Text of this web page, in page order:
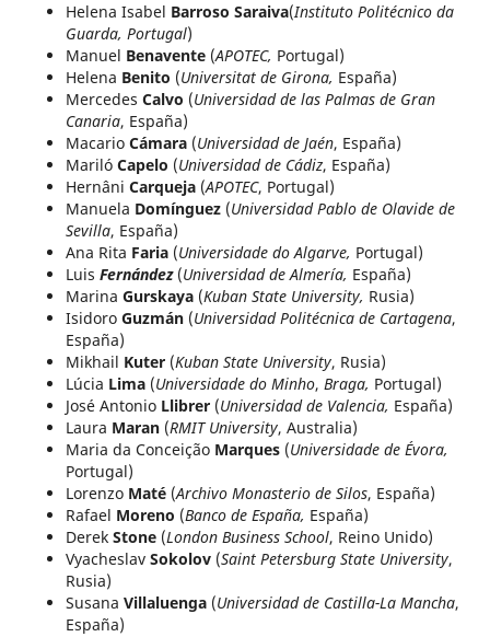
Helena Isabel Barroso Saraiva(Instituto Politécnico da
Guarda, Portugal)
Manuel Benavente (APOTEC, Portugal)
Helena Benito (Universitat de Girona, España)
Mercedes Calvo (Universidad de las Palmas de Gran
Canaria, España)
Macario Cámara (Universidad de Jaén, España)
Mariló Capelo (Universidad de Cádiz, España)
Hernâni Carqueja (APOTEC, Portugal)
Manuela Domínguez (Universidad Pablo de Olavide de
Sevilla, España)
Ana Rita Faria(Universidade do Algarve, Portugal)
Luis Fernández (Universidad de Almería, España)
Marina Gurskaya (Kuban State University, Rusia)
Isidoro Guzmán (Universidad Politécnica de Cartagena,
España)
Mikhail Kuter (Kuban State University, Rusia)
Lúcia Lima (Universidade do Minho, Braga, Portugal)
José Antonio Llibrer (Universidad de Valencia, España)
Laura Maran (RMIT University, Australia)
Maria da Conceição Marques (Universidade de Évora,
Portugal)
Lorenzo Maté (Archivo Monasterio de Silos, España)
Rafael Moreno (Banco de España, España)
Derek Stone(London Business School, Reino Unido)
Vyacheslav Sokolov (Saint Petersburg State University,
Rusia)
Susana Villaluenga (Universidad de Castilla-La Mancha,
España)